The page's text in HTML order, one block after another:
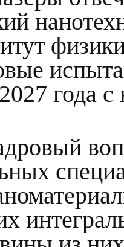
года с